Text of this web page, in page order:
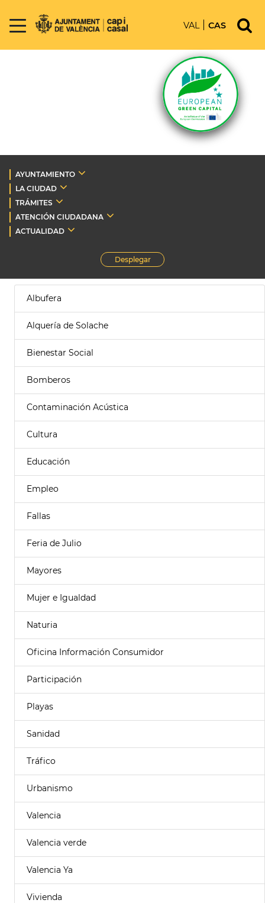
VAL CAS
AYUNTAMIENTO
LA CIUDAD
TRÁMITES
ATENCIÓN CIUDADANA
ACTUALIDAD
Desplegar
Albufera
Alquería de Solache
Bienestar Social
Bomberos
Contaminación Acústica
Cultura
Educación
Empleo
Fallas
Feria de Julio
Mayores
Mujer e Igualdad
Naturia
Oficina Información Consumidor
Participación
Playas
Sanidad
Tráfico
Urbanismo
Valencia
Valencia verde
Valencia Ya
Vivienda